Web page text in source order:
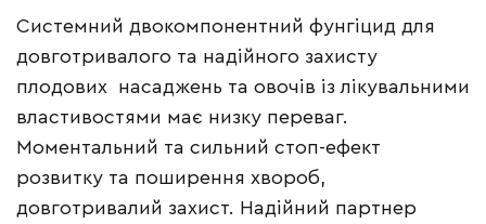
Системний двокомпонентний фунгіцид для
довготривалого та надійного захисту
плодових насаджень та овочів із лікувальними
властивостями має низку переваг.
Моментальний та сильний стоп-ефект
розвитку та поширення хвороб,
довготривалий захист. Надійний партнер